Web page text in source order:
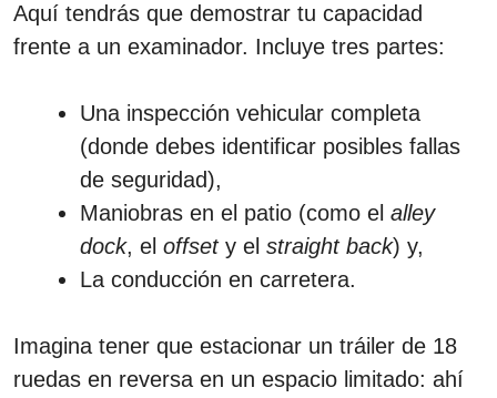
Aquí tendrás que demostrar tu capacidad
frente a un examinador. Incluye tres partes:
Una inspección vehicular completa
(donde debes identificar posibles fallas
de seguridad),
Maniobras en el patio (como el alley
dock, el offsety el straight back) y,
La conducción en carretera.
Imagina tener que estacionar un tráiler de 18
ruedas en reversa en un espacio limitado: ahí